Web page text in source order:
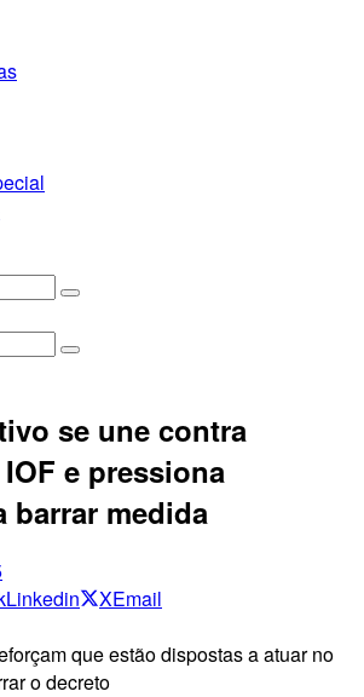
se une contra
e pressiona
barrar medida
Linkedin XEmail
que estão dispostas a atuar no
o decreto